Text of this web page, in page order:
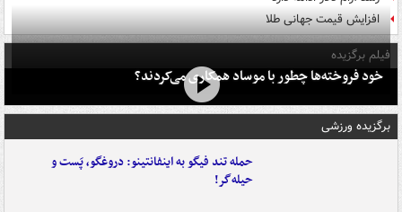
افزایش قیمت جهانی طلا
فیلم برگزیده
خود فروخته‌ها چطور با موساد همکاری می‌کردند؟
برگزیده ورزشی
حمله تند فیگو به اینفانتینو: دروغگو، پَست‌ و
حیله‌گر!